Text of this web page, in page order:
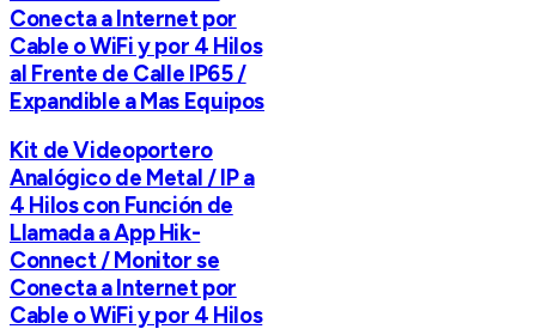
Conecta a Internet por
Cable o WiFi y por 4 Hilos
al Frente de Calle IP65 /
Expandible a Mas Equipos
Kit de Videoportero
Analógico de Metal / IP a
4 Hilos con Función de
Llamada a App Hik-
Connect / Monitor se
Conecta a Internet por
Cable o WiFi y por 4 Hilos